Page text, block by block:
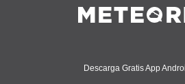
Descarga Gratis App